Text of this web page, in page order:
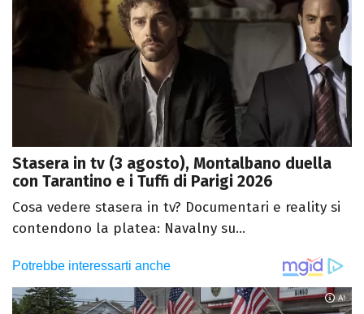
Stasera in tv (3 agosto), Montalbano duella
con Tarantino e i Tuffi di Parigi 2026
Cosa vedere stasera in tv? Documentari e reality si
contendono la platea: Navalny su...